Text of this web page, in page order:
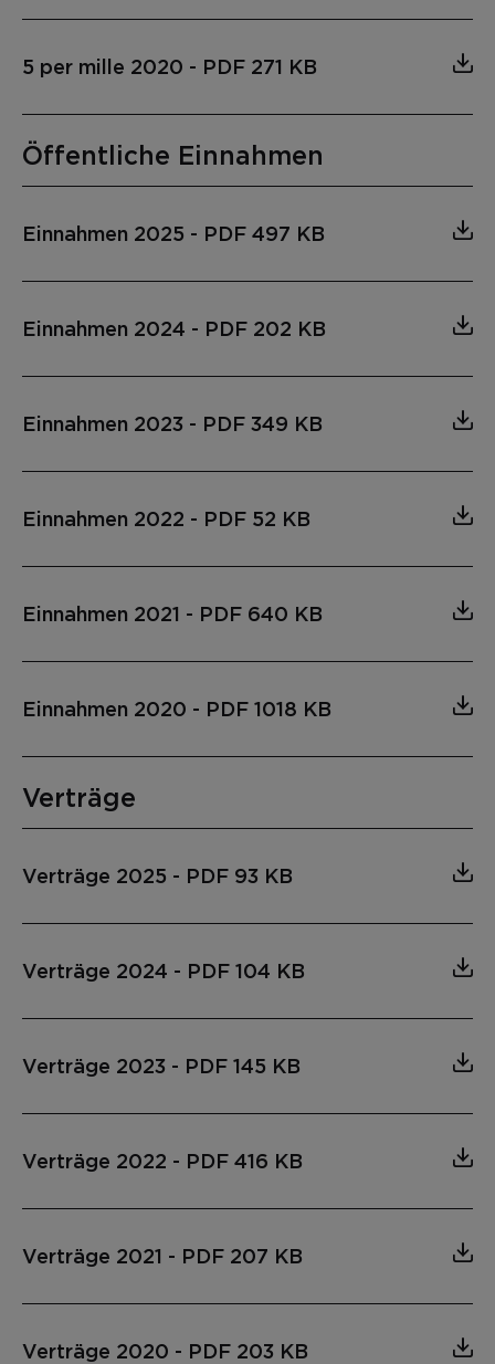
5 per mille 2020 - PDF 271 KB
Öffentliche Einnahmen
Einnahmen 2025 - PDF 497 KB
Einnahmen 2024 - PDF 202 KB
Einnahmen 2023 - PDF 349 KB
Einnahmen 2022 - PDF 52 KB
Einnahmen 2021 - PDF 640 KB
Einnahmen 2020 - PDF 1018 KB
Verträge
Verträge 2025 - PDF 93 KB
Verträge 2024 - PDF 104 KB
Verträge 2023 - PDF 145 KB
Verträge 2022 - PDF 416 KB
Verträge 2021 - PDF 207 KB
Verträge 2020 - PDF 203 KB